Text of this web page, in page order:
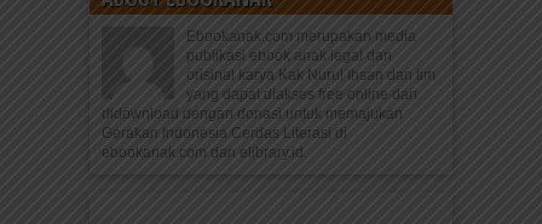
Ebookanak.com merupakan media
publikasi ebook anak legal dan
orisinal karya Kak Nurul Ihsan dan tim
yang dapat diakses free online dan
didownload dengan donasi untuk memajukan
Gerakan Indonesia Cerdas Literasi di
ebookanak.com dan elibrary.id.